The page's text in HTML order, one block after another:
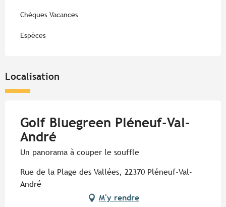
Chèques Vacances
Espèces
Localisation
Golf Bluegreen Pléneuf-Val-
André
Un panorama à couper le souffle
Rue de la Plage des Vallées, 22370 Pléneuf-Val-
André
M'y rendre